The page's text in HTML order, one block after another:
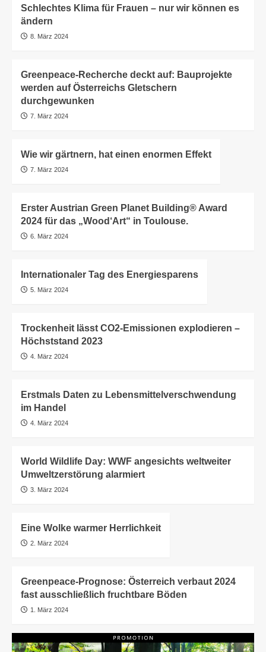
Schlechtes Klima für Frauen – nur wir können es
ändern
8. März 2024
Greenpeace-Recherche deckt auf: Bauprojekte
werden auf Österreichs Gletschern
durchgewunken
7. März 2024
Wie wir gärtnern, hat einen enormen Effekt
7. März 2024
Erster Austrian Green Planet Building® Award
2024 für das „Wood‘Art“ in Toulouse.
6. März 2024
Internationaler Tag des Energiesparens
5. März 2024
Trockenheit lässt CO2-Emissionen explodieren –
Höchststand 2023
4. März 2024
Erstmals Daten zu Lebensmittelverschwendung
im Handel
4. März 2024
World Wildlife Day: WWF angesichts weltweiter
Umweltzerstörung alarmiert
3. März 2024
Eine Wolke warmer Herrlichkeit
2. März 2024
Greenpeace-Prognose: Österreich verbaut 2024
fast ausschließlich fruchtbare Böden
1. März 2024